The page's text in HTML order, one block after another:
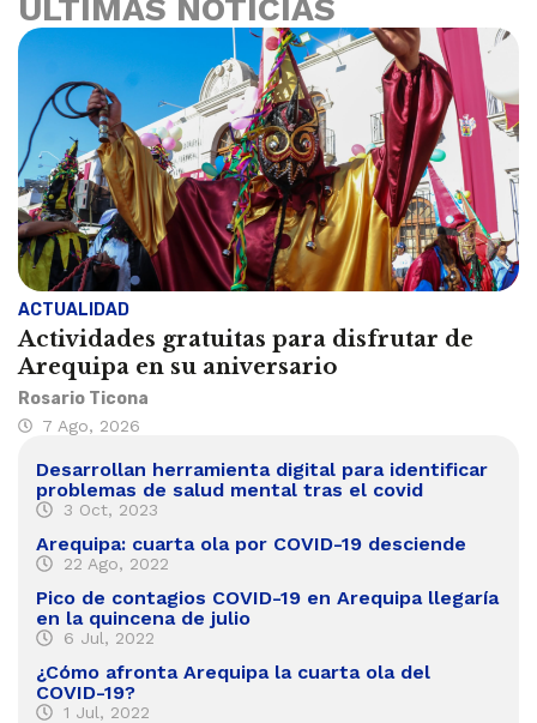
ÚLTIMAS NOTICIAS
ACTUALIDAD
Actividades gratuitas para disfrutar de
Arequipa en su aniversario
Rosario Ticona
7 Ago, 2026
Desarrollan herramienta digital para identificar
problemas de salud mental tras el covid
3 Oct, 2023
Arequipa: cuarta ola por COVID-19 desciende
22 Ago, 2022
Pico de contagios COVID-19 en Arequipa llegaría
en la quincena de julio
6 Jul, 2022
¿Cómo afronta Arequipa la cuarta ola del
COVID-19?
1 Jul, 2022